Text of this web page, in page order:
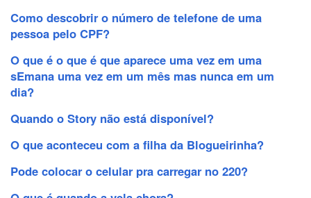
Como descobrir o número de telefone de uma
pessoa pelo CPF?
O que é o que é que aparece uma vez em uma
sEmana uma vez em um mês mas nunca em um
dia?
Quando o Story não está disponível?
O que aconteceu com a filha da Blogueirinha?
Pode colocar o celular pra carregar no 220?